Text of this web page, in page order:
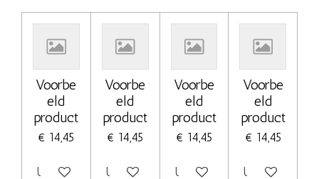
Voorbe
eld
product
€ 14,45
Uitgeschakeld
Voorbe
eld
product
€ 14,45
Uitgeschakeld
Voorbe
eld
product
€ 14,45
Uitgeschakeld
Voorbe
eld
product
€ 14,45
Uitgeschakeld